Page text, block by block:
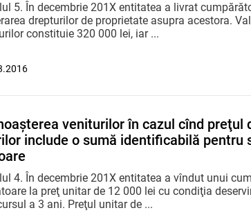
5. În decembrie 201X entitatea a livrat
drepturilor de proprietate asupra acestora.
constituie 320 000 lei, iar ...
veniturilor în cazul cînd preţul
include o sumă identificabilă pentru
4. În decembrie 201X entitatea a vîndut unui
la preţ unitar de 12 000 lei cu condiţia
a 3 ani. Preţul unitar de ...